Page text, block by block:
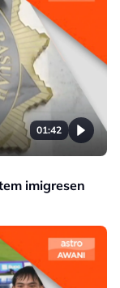
01:42
imigresen